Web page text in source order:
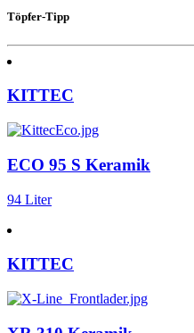
Töpfer-Tipp
KITTEC
ECO 95 S Keramik
94 Liter
KITTEC